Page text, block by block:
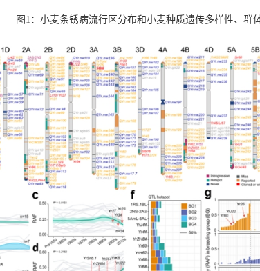
图1：小麦条锈病流行区分布和小麦种质遗传多样性、群